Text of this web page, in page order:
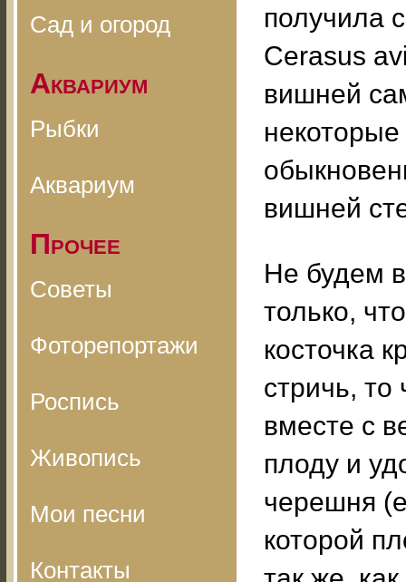
Сад и огород
Аквариум
Рыбки
Аквариум
Прочее
Советы
Фоторепортажи
Роспись
Живопись
Мои песни
Контакты
получила
Cerasus
вишней
вишней
Не будем
только,
косточка
стричь,
вместе с
плоду и
черешня
которой